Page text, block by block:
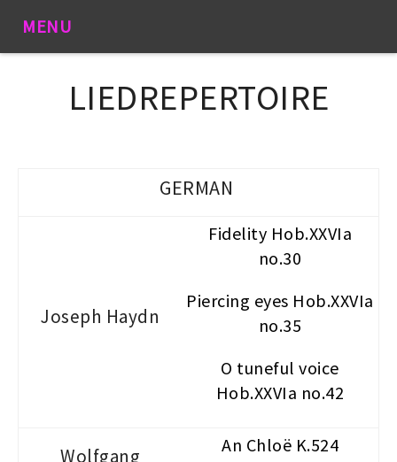
MENU
LIEDREPERTOIRE
GERMAN
Joseph Haydn
Fidelity Hob.XXVIa
no.30
Piercing eyes Hob.XXVIa
no.35
O tuneful voice
Hob.XXVIa no.42
Wolfgang
An Chloë K.524